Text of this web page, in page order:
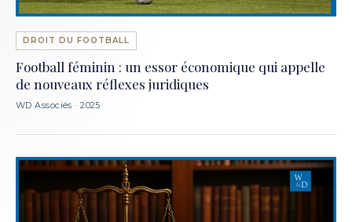
DROIT DU FOOTBALL
Football féminin : un essor économique qui appelle
de nouveaux réflexes juridiques
WD Associés · 2025